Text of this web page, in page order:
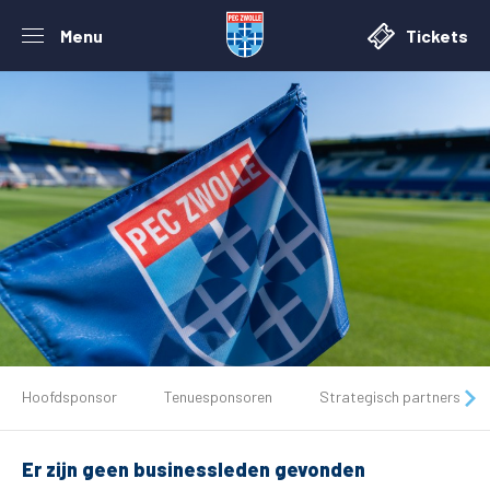
Menu Tickets
Tickets
Matchdays
Hoofdsponsor Tenuesponsoren Strategisch partners
Er zijn geen businessleden gevonden